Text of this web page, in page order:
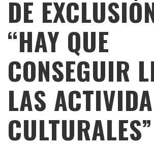
DE
“HAY QUE
CONSEGUIR
LAS
CULTURALES”